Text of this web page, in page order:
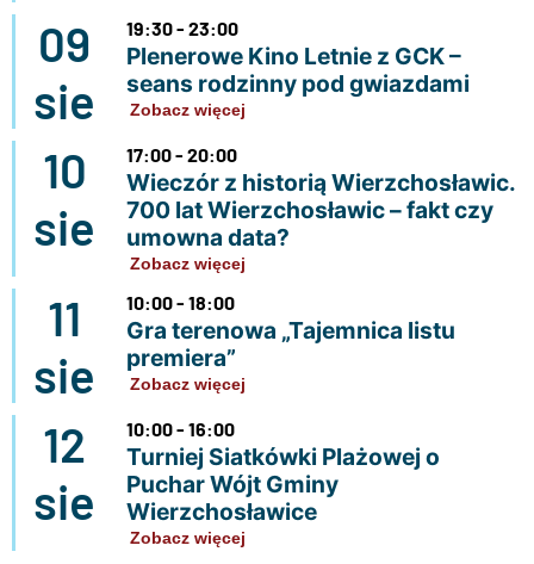
09
sie
19:30 - 23:00
Plenerowe Kino Letnie z GCK –
seans rodzinny pod gwiazdami
Zobacz więcej
10
sie
17:00 - 20:00
Wieczór z historią Wierzchosławic.
700 lat Wierzchosławic – fakt czy
umowna data?
Zobacz więcej
11
sie
10:00 - 18:00
Gra terenowa „Tajemnica listu
premiera”
Zobacz więcej
12
sie
10:00 - 16:00
Turniej Siatkówki Plażowej o
Puchar Wójt Gminy
Wierzchosławice
Zobacz więcej